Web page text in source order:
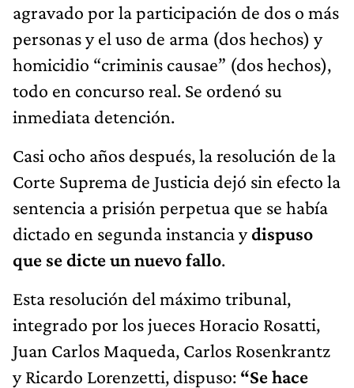
agravado por la participación de dos o más
personas y el uso de arma (dos hechos) y
homicidio “criminis causae” (dos hechos),
todo en concurso real. Se ordenó su
inmediata detención.
Casi ocho años después, la resolución de la
Corte Suprema de Justicia dejó sin efecto la
sentencia a prisión perpetua que se había
dictado en segunda instancia ydispuso
que se dicte un nuevo fallo.
Esta resolución del máximo tribunal,
integrado por los jueces Horacio Rosatti,
Juan Carlos Maqueda, Carlos Rosenkrantz
y Ricardo Lorenzetti, dispuso: “Se hace